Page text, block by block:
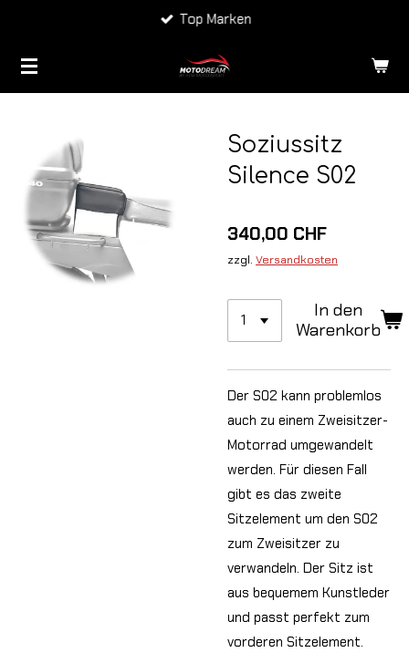
springen
Top Marken
Soziussitz
Silence S02
340,00 CHF
zzgl. Versandkosten
In den
Warenkorb
Der S02 kann problemlos
auch zu einem Zweisitzer-
Motorrad umgewandelt
werden. Für diesen Fall
gibt es das zweite
Sitzelement um den S02
zum Zweisitzer zu
verwandeln. Der Sitz ist
aus bequemem Kunstleder
und passt perfekt zum
vorderen Sitzelement.